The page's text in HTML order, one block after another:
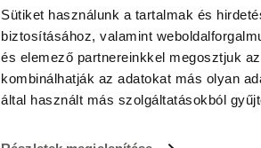
Sütiket használunk a tartalmak és
biztosításához, valamint
és elemező partnereinkkel megosztjuk
kombinálhatják az adatokat más olyan
által használt más szolgáltatásokból
Copyright ©
Padló, parketta kiszállítás az alábbi